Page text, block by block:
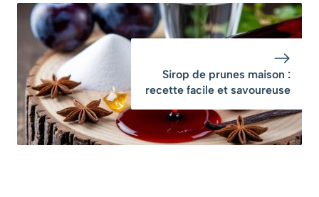
Sirop de prunes maison :
recette facile et savoureuse